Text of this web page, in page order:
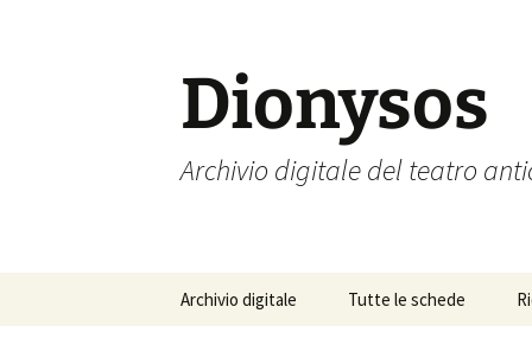
Dionysos
Archivio digitale del teatro
Archivio digitale Tutte le schede